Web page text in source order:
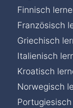
Finnisch
Französisch
Griechisch
Italienisch
Kroatisch
Norwegisch